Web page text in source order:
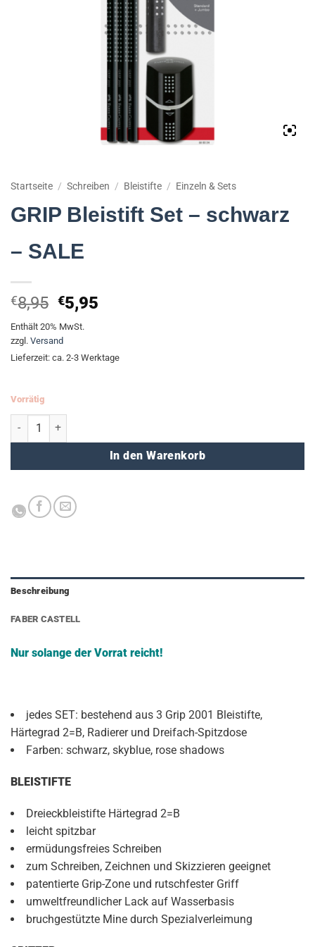
Startseite / Schreiben / Bleistifte / Einzeln & Sets
GRIP Bleistift Set – schwarz
– SALE
€8,95 Ursprünglicher
Preis
war:
€8,95
€5,95
€5,95.
Enthält 20% MwSt.
zzgl. Versand
Lieferzeit: ca. 2-3 Werktage
Vorrätig
GRIP Bleistift Set - schwarz - SALE Menge
In den Warenkorb
Beschreibung
FABER CASTELL
Nur solange der Vorrat reicht!
jedes SET: bestehend aus 3 Grip 2001 Bleistifte,
Härtegrad 2=B, Radierer und Dreifach-Spitzdose
Farben: schwarz, skyblue, rose shadows
BLEISTIFTE
Dreieckbleistifte Härtegrad 2=B
leicht spitzbar
ermüdungsfreies Schreiben
zum Schreiben, Zeichnen und Skizzieren geeignet
patentierte Grip-Zone und rutschfester Griff
umweltfreundlicher Lack auf Wasserbasis
bruchgestützte Mine durch Spezialverleimung